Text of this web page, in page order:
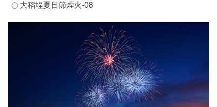
大稻埕夏日節煙火-08